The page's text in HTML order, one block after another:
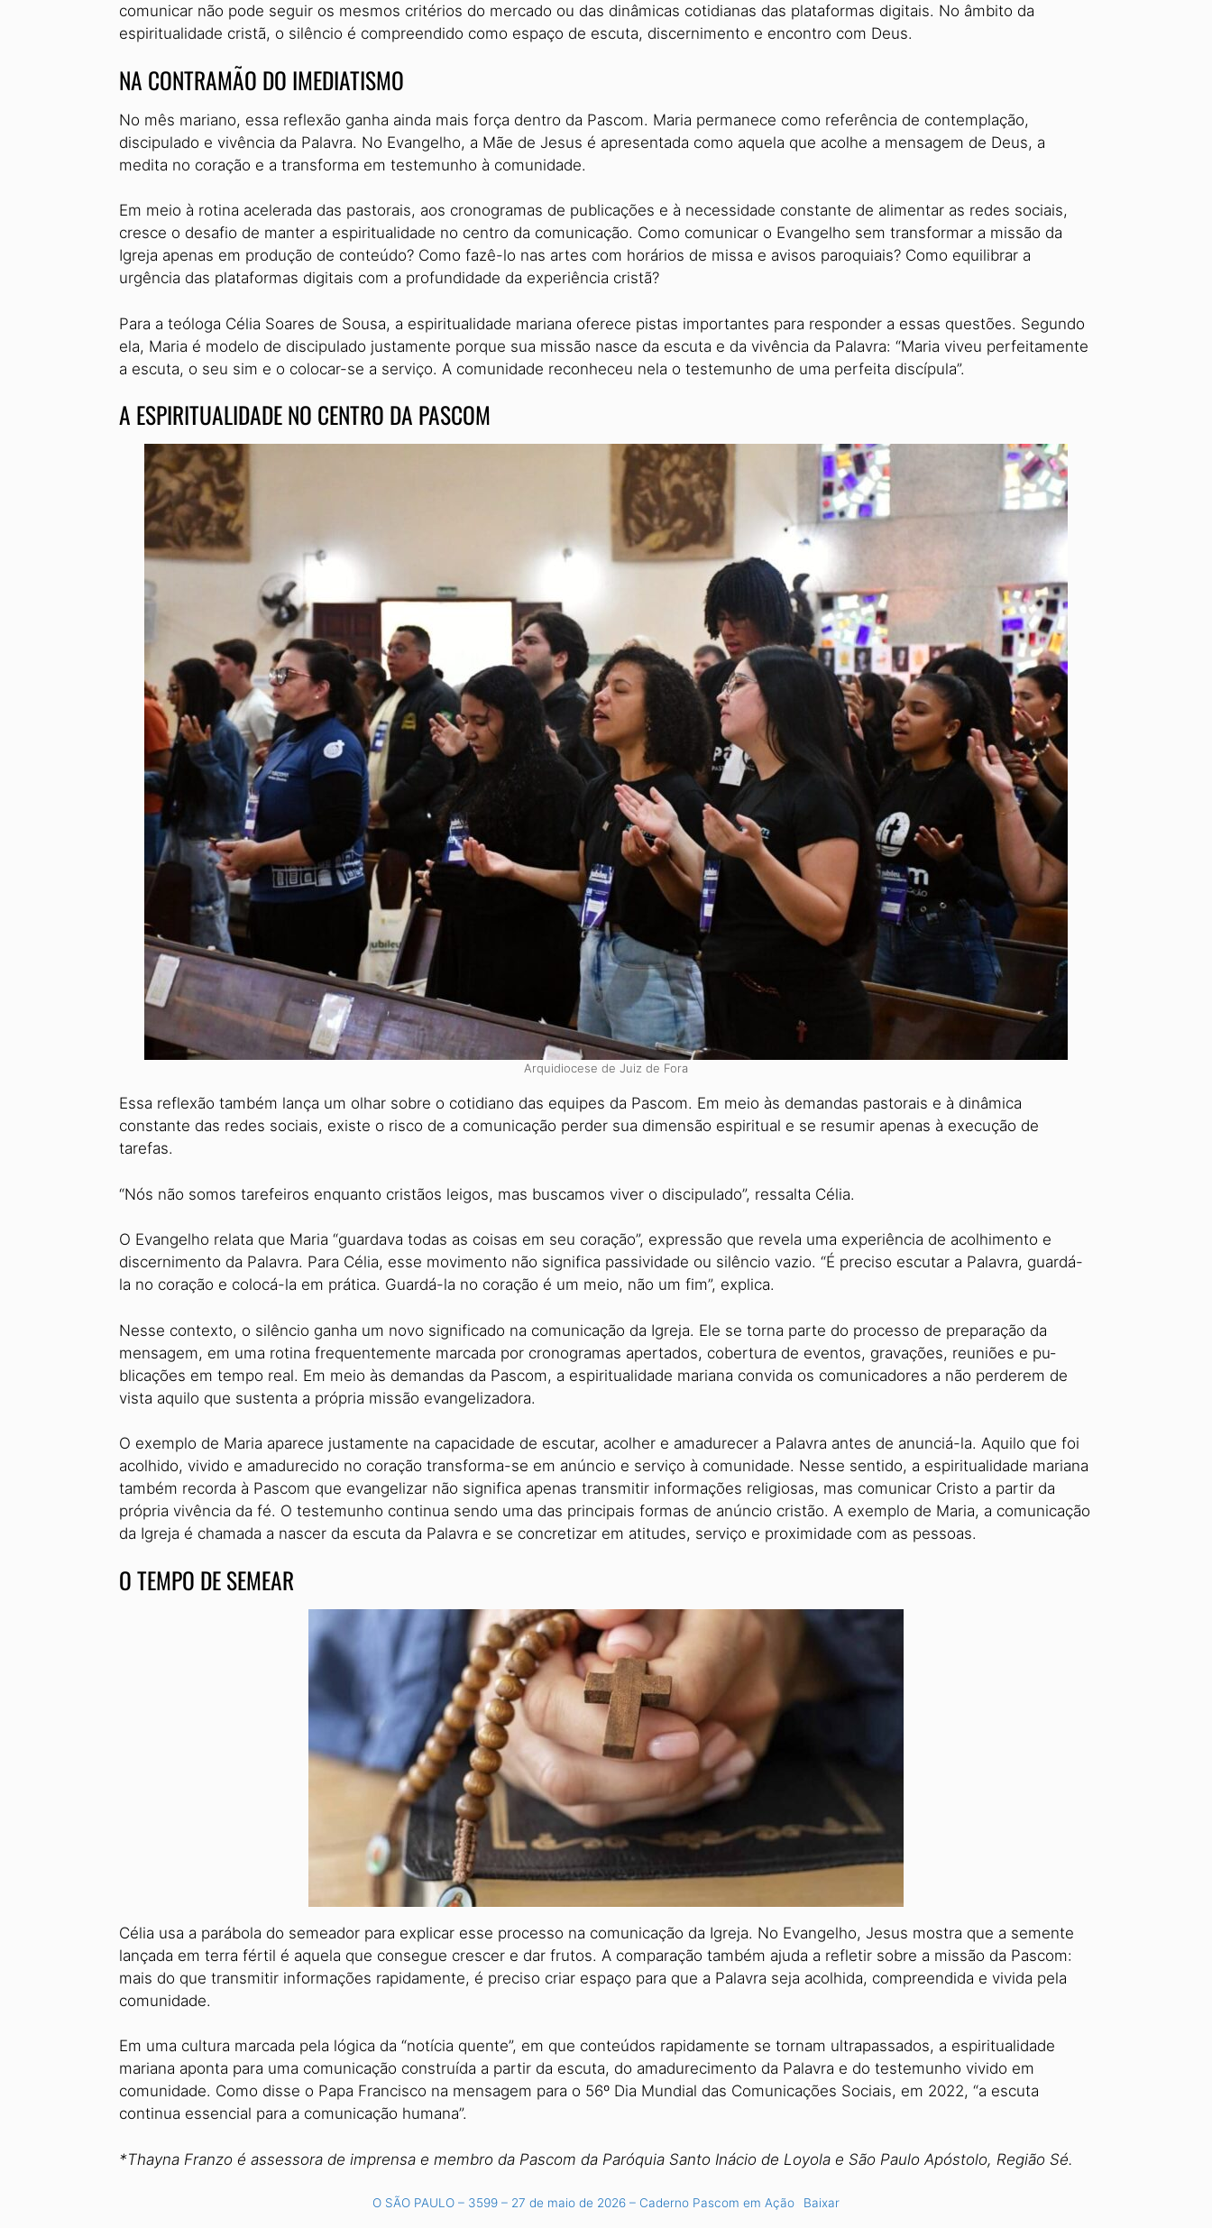
comunicar não pode seguir os mesmos critérios do mercado ou das dinâmicas cotidianas das plataformas digitais. No âmbito da
espiritualidade cristã, o silêncio é compreendido como espaço de escuta, discernimento e encontro com Deus.
NA CONTRAMÃO DO IMEDIATISMO
No mês mariano, essa reflexão ga­nha ainda mais força dentro da Pas­com. Maria permanece como refe­rência de contemplação,
discipulado e vivência da Palavra. No Evangelho, a Mãe de Jesus é apresentada como aquela que acolhe a mensagem de Deus, a
medita no coração e a trans­forma em testemunho à comunidade.
Em meio à rotina acelerada das pastorais, aos cronogramas de publi­cações e à necessidade constante de alimentar as redes sociais,
cresce o desafio de manter a espiritualidade no centro da comunicação. Como comu­nicar o Evangelho sem transformar a missão da
Igreja apenas em produção de conteúdo? Como fazê-lo nas artes com horários de missa e avisos paro­quiais? Como equilibrar a
urgência das plataformas digitais com a profun­didade da experiência cristã?
Para a teóloga Célia Soares de Sou­sa, a espiritualidade mariana oferece pistas importantes para responder a essas questões. Segundo
ela, Maria é modelo de discipulado justamente porque sua missão nasce da escuta e da vivência da Palavra: “Maria viveu perfeitamente
a escuta, o seu sim e o colocar-se a serviço. A comunidade reconheceu nela o testemunho de uma perfeita discípula”.
A ESPIRITUALIDADE NO CENTRO DA PASCOM
Arquidiocese de Juiz de Fora
Essa reflexão também lança um olhar sobre o cotidiano das equipes da Pascom. Em meio às demandas pasto­rais e à dinâmica
constante das redes sociais, existe o risco de a comunica­ção perder sua dimensão espiritual e se resumir apenas à execução de
tarefas.
“Nós não somos tarefeiros enquanto cristãos leigos, mas buscamos viver o discipulado”, ressalta Célia.
O Evangelho relata que Maria “guardava todas as coisas em seu cora­ção”, expressão que revela uma experi­ência de acolhimento e
discernimento da Palavra. Para Célia, esse movimen­to não significa passividade ou silên­cio vazio. “É preciso escutar a Palavra, guardá-
la no coração e colocá-la em prática. Guardá-la no coração é um meio, não um fim”, explica.
Nesse contexto, o silêncio ganha um novo significado na comunicação da Igreja. Ele se torna parte do proces­so de preparação da
mensagem, em uma rotina frequentemente marcada por cronogramas apertados, cobertura de eventos, gravações, reuniões e pu­
blicações em tempo real. Em meio às demandas da Pascom, a espiritualida­de mariana convida os comunicadores a não perderem de
vista aquilo que sustenta a própria missão evangeliza­dora.
O exemplo de Maria aparece jus­tamente na capacidade de escutar, acolher e amadurecer a Palavra antes de anunciá-la. Aquilo que foi
acolhi­do, vivido e amadurecido no coração transforma-se em anúncio e serviço à comunidade. Nesse sentido, a espiri­tualidade mariana
também recorda à Pascom que evangelizar não significa apenas transmitir informações religio­sas, mas comunicar Cristo a partir da
própria vivência da fé. O testemunho continua sendo uma das principais formas de anúncio cristão. A exemplo de Maria, a comunicação
da Igreja é chamada a nascer da escuta da Palavra e se concretizar em atitudes, serviço e proximidade com as pessoas.
O TEMPO DE SEMEAR
Célia usa a parábola do semeador para explicar esse processo na comu­nicação da Igreja. No Evangelho, Jesus mostra que a semente
lançada em terra fértil é aquela que consegue crescer e dar frutos. A comparação também aju­da a refletir sobre a missão da Pascom:
mais do que transmitir informações rapidamente, é preciso criar espaço para que a Palavra seja acolhida, com­preendida e vivida pela
comunidade.
Em uma cultura marcada pela lógi­ca da “notícia quente”, em que conteú­dos rapidamente se tornam ultrapassa­dos, a espiritualidade
mariana aponta para uma comunicação construída a partir da escuta, do amadurecimen­to da Palavra e do testemunho vivido em
comunidade. Como disse o Papa Francisco na mensagem para o 56º Dia Mundial das Comunicações Sociais, em 2022, “a escuta
continua essencial para a comunicação humana”.
*Thayna Franzo é assessora de imprensa e membro da Pascom da Paróquia Santo Inácio de Loyola e São Paulo Apóstolo, Região Sé.
O SÃO PAULO – 3599 – 27 de maio de 2026 – Caderno Pascom em Ação Baixar